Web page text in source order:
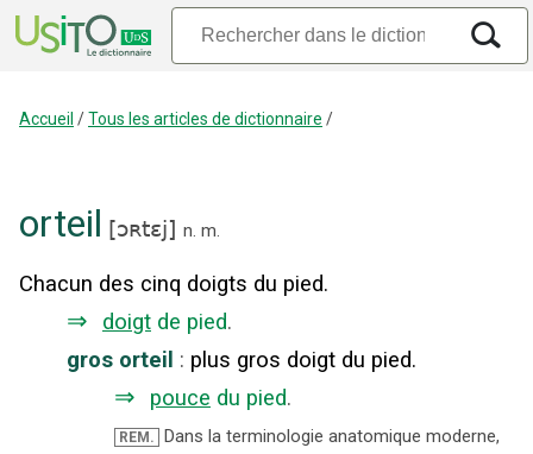
Accueil /Tous les articles de dictionnaire /
orteil [ɔʀtɛj] n. m.
Chacun des cinq doigts du pied.
⇒ doigt de pied.
gros orteil : plus gros doigt du pied.
⇒ pouce du pied.
REM.
Dans la terminologie anatomique moderne,